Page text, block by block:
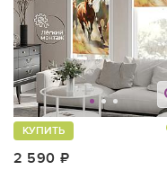
2 590
КУПИТЬ